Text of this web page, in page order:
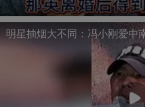
明星抽烟大不同：冯小刚爱中